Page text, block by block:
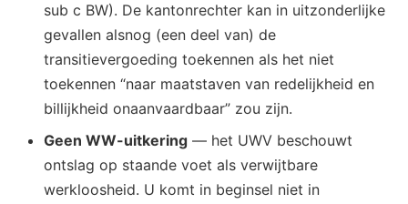
sub c BW). De kantonrechter kan in uitzonderlijke
gevallen alsnog (een deel van) de
transitievergoeding toekennen als het niet
toekennen “naar maatstaven van redelijkheid en
billijkheid onaanvaardbaar” zou zijn.
Geen WW-uitkering — het UWV beschouwt
ontslag op staande voet als verwijtbare
werkloosheid. U komt in beginsel niet in